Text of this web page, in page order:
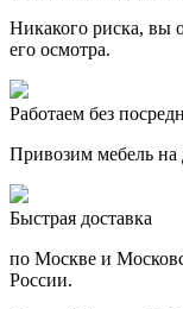
Никакого риска, вы
его осмотра.
Работаем без
Привозим мебель на
Быстрая доставка
по Москве и
России.